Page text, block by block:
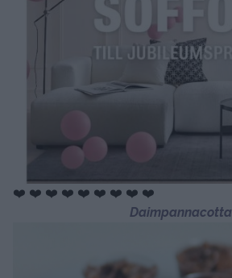
❤️ ❤️ ❤️ ❤️ ❤️ ❤️ ❤️ ❤️ ❤️
Daimpannacotta